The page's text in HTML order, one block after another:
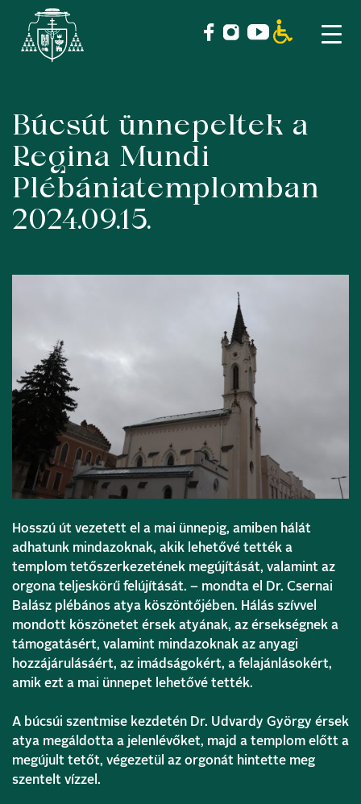
Skip
content
Búcsút ünnepeltek a
Regina Mundi
Plébániatemplomban
2024.09.15.
Hosszú út vezetett el a mai ünnepig, amiben hálát
adhatunk mindazoknak, akik lehetővé tették a
templom tetőszerkezetének megújítását, valamint az
orgona teljeskörű felújítását. – mondta el Dr. Csernai
Balász plébános atya köszöntőjében. Hálás szívvel
mondott köszönetet érsek atyának, az érsekségnek a
támogatásért, valamint mindazoknak az anyagi
hozzájárulásáért, az imádságokért, a felajánlásokért,
amik ezt a mai ünnepet lehetővé tették.
A búcsúi szentmise kezdetén Dr. Udvardy György érsek
atya megáldotta a jelenlévőket, majd a templom előtt a
megújult tetőt, végezetül az orgonát hintette meg
szentelt vízzel.